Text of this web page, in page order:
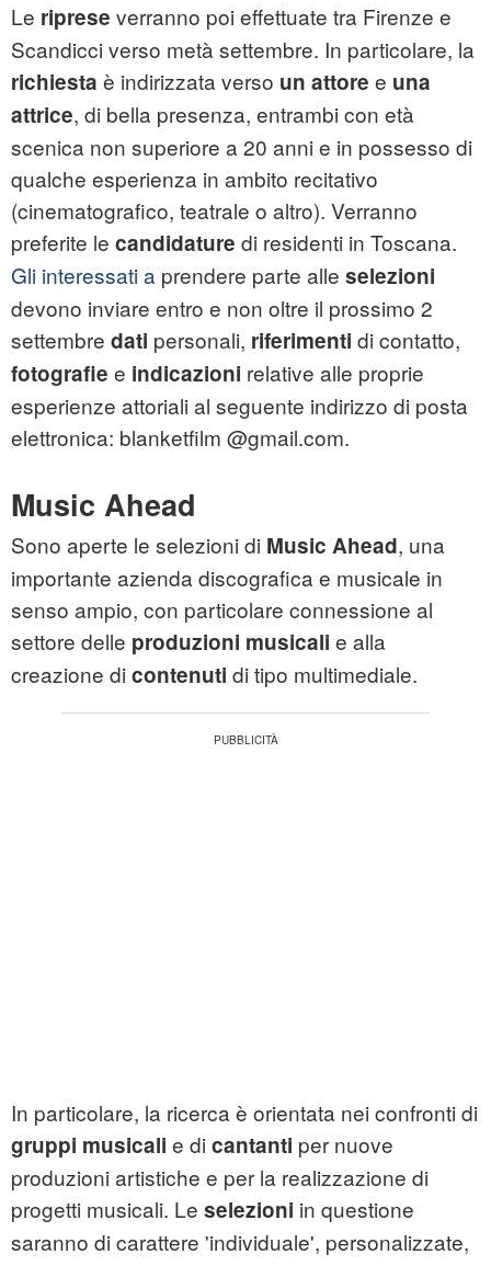
Le riprese verranno poi effettuate tra Firenze e
Scandicci verso metà settembre. In particolare, la
richiesta è indirizzata verso un attore e una
attrice, di bella presenza, entrambi con età
scenica non superiore a 20 anni e in possesso di
qualche esperienza in ambito recitativo
(cinematografico, teatrale o altro). Verranno
preferite le candidature di residenti in Toscana.
Gli interessati a prendere parte alle selezioni
devono inviare entro e non oltre il prossimo 2
settembre dati personali, riferimenti di contatto,
fotografie e indicazioni relative alle proprie
esperienze attoriali al seguente indirizzo di posta
elettronica: blanketfilm @gmail.com.
Music Ahead
Sono aperte le selezioni di Music Ahead, una
importante azienda discografica e musicale in
senso ampio, con particolare connessione al
settore delle produzioni musicali e alla
creazione di contenuti di tipo multimediale.
In particolare, la ricerca è orientata nei confronti di
gruppi musicali e di cantanti per nuove
produzioni artistiche e per la realizzazione di
progetti musicali. Le selezioni in questione
saranno di carattere 'individuale', personalizzate,